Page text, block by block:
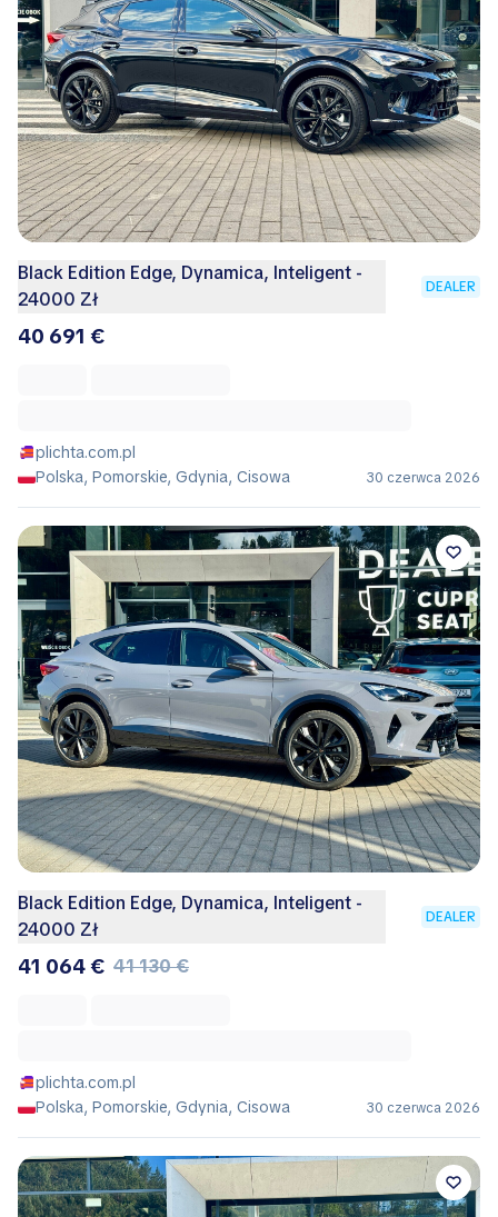
Black Edition Edge, Dynamica, Inteligent -
24000 Zł
DEALER
40 691 €
plichta.com.pl
Polska, Pomorskie, Gdynia, Cisowa
30 czerwca 2026
Black Edition Edge, Dynamica, Inteligent -
24000 Zł
DEALER
41 064 € 41 130 €
plichta.com.pl
Polska, Pomorskie, Gdynia, Cisowa
30 czerwca 2026